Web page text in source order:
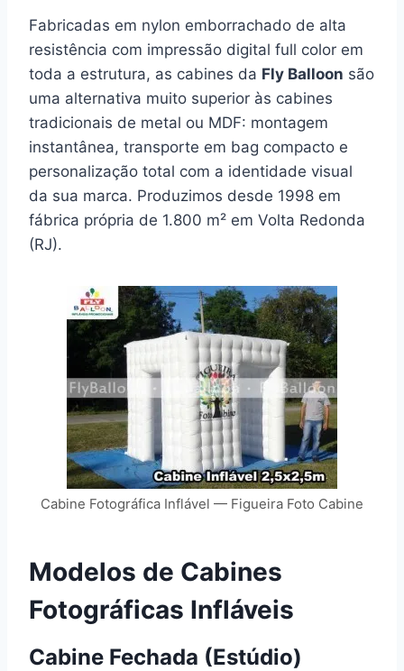
Fabricadas em nylon emborrachado de alta
resistência com impressão digital full color em
toda a estrutura, as cabines da Fly Balloon são
uma alternativa muito superior às cabines
tradicionais de metal ou MDF: montagem
instantânea, transporte em bag compacto e
personalização total com a identidade visual
da sua marca. Produzimos desde 1998 em
fábrica própria de 1.800 m² em Volta Redonda
(RJ).
Cabine Fotográfica Inflável — Figueira Foto Cabine
Modelos de Cabines
Fotográficas Infláveis
Cabine Fechada (Estúdio)